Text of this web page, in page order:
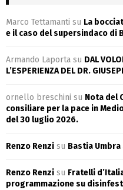
Marco Tettamanti su La
e il caso del supersindaco di
Armando Laporta su DAL
L’ESPERIENZA DEL DR.
ornello breschini su Nota del
consiliare per la pace in
del 30 luglio 2026.
Renzo Renzi su Bastia
Renzo Renzi su Fratelli
programmazione su